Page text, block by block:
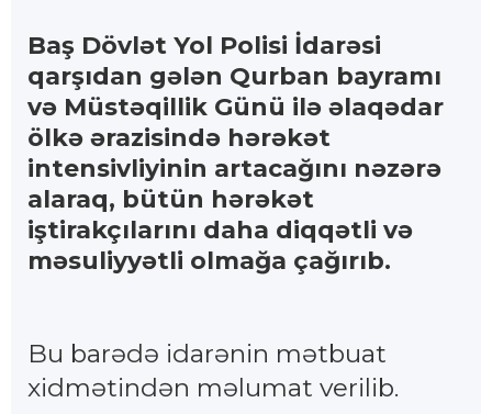
Baş Dövlət Yol Polisi İdarəsi
qarşıdan gələn Qurban bayramı
və Müstəqillik Günü ilə əlaqədar
ölkə ərazisində hərəkət
intensivliyinin artacağını nəzərə
alaraq, bütün hərəkət
iştirakçılarını daha diqqətli və
məsuliyyətli olmağa çağırıb.
Bu barədə idarənin mətbuat
xidmətindən məlumat verilib.